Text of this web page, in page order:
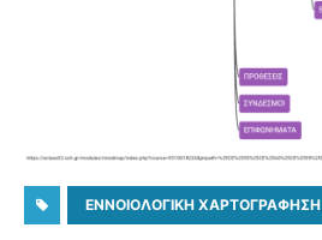
ΕΝΝΟΙΟΛΟΓΙΚΉ ΧΑΡΤΟΓΡΆΦΗΣΗ